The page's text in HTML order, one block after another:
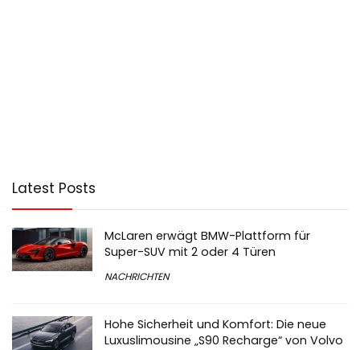
Latest Posts
McLaren erwägt BMW-Plattform für
Super-SUV mit 2 oder 4 Türen
NACHRICHTEN
Hohe Sicherheit und Komfort: Die neue
Luxuslimousine „S90 Recharge“ von Volvo